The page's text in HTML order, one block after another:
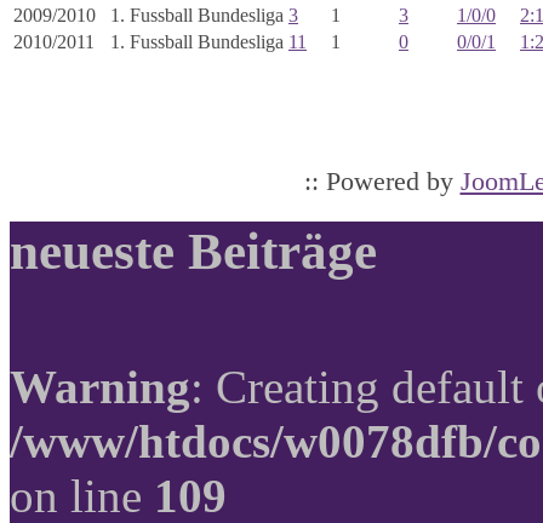
2009/2010
1. Fussball Bundesliga 3 1 3 1/0/0
2:1
2010/2011
1. Fussball Bundesliga 11 1 0 0/0/1 1:2
:: Powered by
neueste Beiträge
Warning: Creating
/www/htdocs/w0078dfb/
on line 109